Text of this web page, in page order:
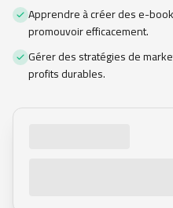
Apprendre à créer des e-
promouvoir efficacement.
Gérer des stratégies de
profits durables.